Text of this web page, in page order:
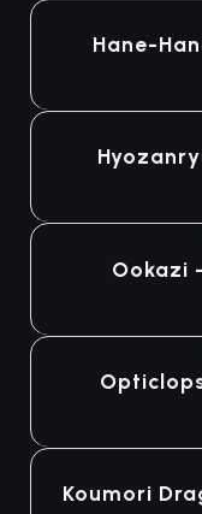
Hane-
Ookazi
Koumori